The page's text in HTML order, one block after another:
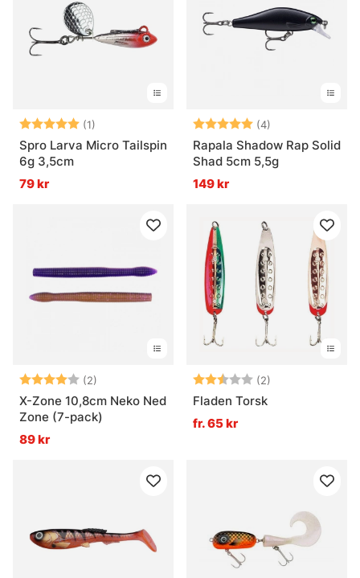
Vad är en wobbler?
Betyg: (1)
5.0 utav 5 stjärnor
Spro Larva Micro Tailspin
6g 3,5cm
79 kr
Betyg: (4)
Rapala Shadow Rap Solid
Shad 5cm 5,5g
149 kr
Betyg: (2)
4.0 utav 5 stjärnor
X-Zone 10,8cm Neko Ned
Zone (7-pack)
89 kr
Betyg: (2)
Fladen Torsk
fr. 65 kr